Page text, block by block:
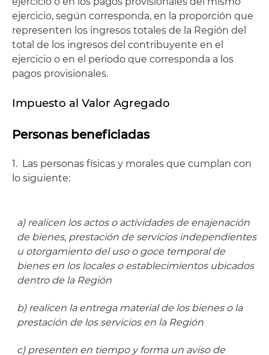
ejercicio, según corresponda, en la proporción que
representen los ingresos totales de la Región del
total de los ingresos del contribuyente en el
ejercicio o en el periodo que corresponda a los
pagos provisionales.
Impuesto al Valor Agregado
Personas beneficiadas
1. Las personas físicas y morales que cumplan con
lo siguiente:
a) realicen los actos o actividades de enajenación
de bienes, prestación de servicios independientes
u otorgamiento del uso o goce temporal de
bienes en los locales o establecimientos ubicados
dentro de la Región
b) realicen la entrega material de los bienes o la
prestación de los servicios en la Región
c) presenten en tiempo y forma un aviso de